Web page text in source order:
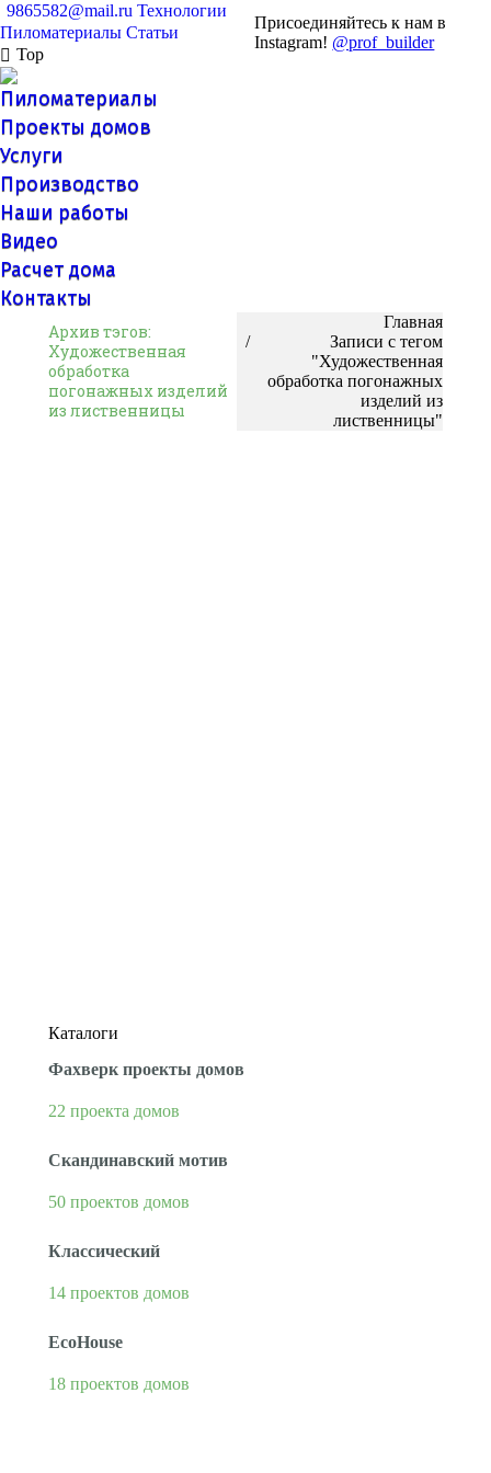
9865582@mail.ru Технологии
Пиломатериалы Статьи
Top
Присоединяйтесь к нам в
Instagram! @prof_builder
Пиломатериалы
Проекты домов
Услуги
Производство
Наши работы
Видео
Расчет дома
Контакты
Архив тэгов:
Художественная
обработка
погонажных изделий
из лиственницы
Главная
Записи с тегом
"Художественная
обработка погонажных
изделий из
лиственницы"
Каталоги
Фахверк проекты домов
22 проекта домов
Скандинавский мотив
50 проектов домов
Классический
14 проектов домов
EcoHouse
18 проектов домов